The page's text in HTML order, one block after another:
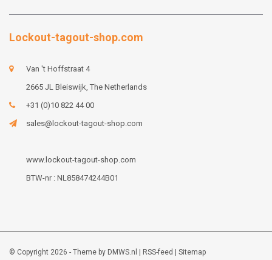
Lockout-tagout-shop.com
Van 't Hoffstraat 4
2665 JL Bleiswijk, The Netherlands
+31 (0)10 822 44 00
sales@lockout-tagout-shop.com
www.lockout-tagout-shop.com
BTW-nr : NL858474244B01
© Copyright 2026 - Theme by DMWS.nl RSS-feed Sitemap